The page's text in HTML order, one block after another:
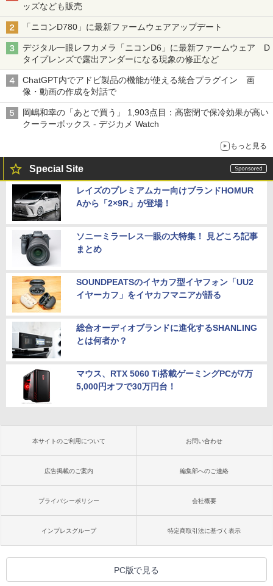
ッズなども販売
「ニコンD780」に最新ファームウェアアップデート
デジタル一眼レフカメラ「ニコンD6」に最新ファームウェア D
タイプレンズで露出アンダーになる現象の修正など
ChatGPT内でアドビ製品の機能が使える統合プラグイン 画
像・動画の作成を対話で
岡嶋和幸の「あとで買う」 1,903点目：高密閉で保冷効果が高い
クーラーボックス - デジカメ Watch
もっと見る
Special Site
レイズのプレミアムカー向けブランドHOMUR
Aから「2×9R」が登場！
ソニーミラーレス一眼の大特集！ 見どころ記事
まとめ
SOUNDPEATSのイヤカフ型イヤフォン「UU2
イヤーカフ」をイヤカフマニアが語る
総合オーディオブランドに進化するSHANLING
とは何者か？
マウス、RTX 5060 Ti搭載ゲーミングPCが7万
5,000円オフで30万円台！
本サイトのご利用について お問い合わせ
広告掲載のご案内 編集部へのご連絡
プライバシーポリシー 会社概要
インプレスグループ 特定商取引法に基づく表示
PC版で見る